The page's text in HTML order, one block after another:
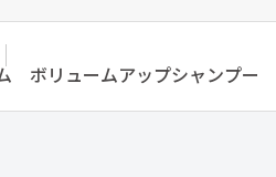
ボリュームアップシャンプー